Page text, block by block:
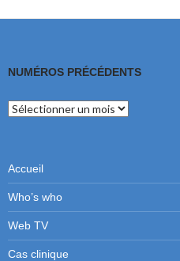
NUMÉROS PRÉCÉDENTS
Numéros
précédents
Accueil
Who’s who
Web TV
Cas clinique